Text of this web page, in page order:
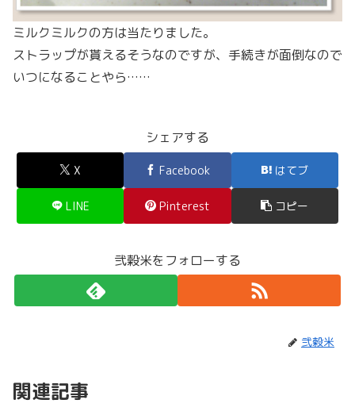
ミルクミルクの方は当たりました。
ストラップが貰えるそうなのですが、手続きが面倒なので
いつになることやら……
シェアする
X Facebook はてブ
LINE Pinterest コピー
弐穀米をフォローする
弐穀米
関連記事